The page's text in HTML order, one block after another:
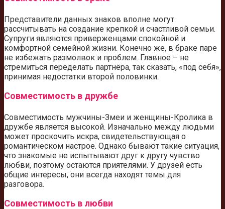
Представители данных знаков вполне могут
рассчитывать на создание крепкой и счастливой семьи.
Супруги являются приверженцами спокойной и
комфортной семейной жизни. Конечно же, в браке паре
не избежать размолвок и проблем. Главное – не
стремиться переделать партнёра, так сказать, «под себя»,
принимая недостатки второй половинки.
Совместимость в дружбе
Совместимость мужчины-Змеи и женщины-Кролика в
дружбе является высокой. Изначально между людьми
может проскочить искра, свидетельствующая о
романтическом настрое. Однако бывают такие ситуация,
что знакомые не испытывают друг к другу чувство
любви, поэтому остаются приятелями. У друзей есть
общие интересы, они всегда находят темы для
разговора.
Совместимость в любви